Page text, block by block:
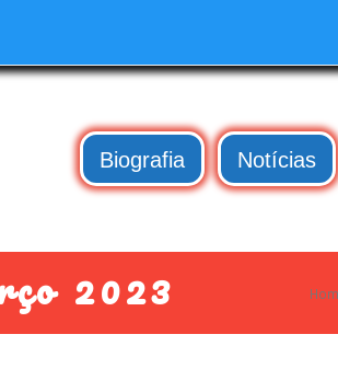
Biografia Notícias
2023